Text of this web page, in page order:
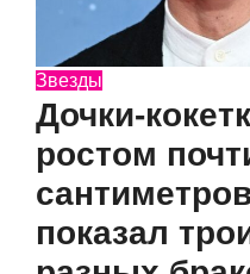
Звезды
Дочки-
ростом
показал